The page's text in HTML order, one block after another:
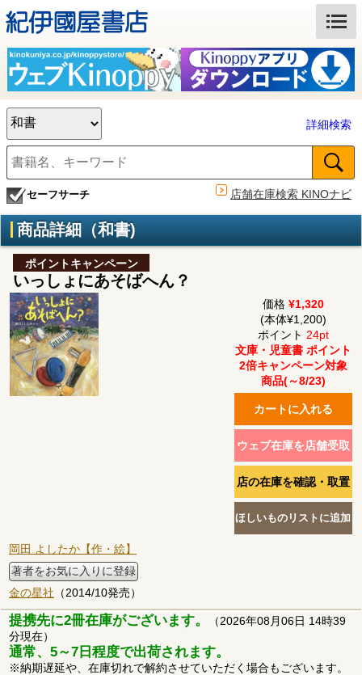
詳細検索
セーフサーチ 店舗在庫検索 KINOナビ
商品詳細（和書)
ポイントキャンペーン
いっしょにあそばへん？
価格 ¥1,320
(本体¥1,200)
ポイント 24pt
文庫・児童書 ポイント
2倍キャンペーン対象
商品(～8/23)
岡田 よしたか【作・絵】
著者をお気に入りに登録
金の星社 （2014/10発売）
提携先に2冊在庫がございます。
（2026年08月06日 14時39
分現在）
通常、5～7日程度で出荷されます。
※納期遅延や、在庫切れで解約させていただく場合もございます。